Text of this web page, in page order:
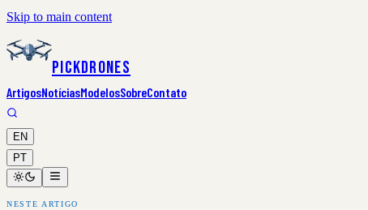
Skip to main content
PickDrones
ArtigosNotíciasModelosSobreContato
EN
PT
NESTE ARTIGO